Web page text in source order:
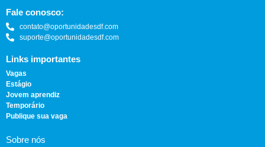
Fale conosco:
contato@oportunidadesdf.com
suporte@oportunidadesdf.com
Links importantes
Vagas
Estágio
Jovem aprendiz
Temporário
Publique sua vaga
Sobre nós